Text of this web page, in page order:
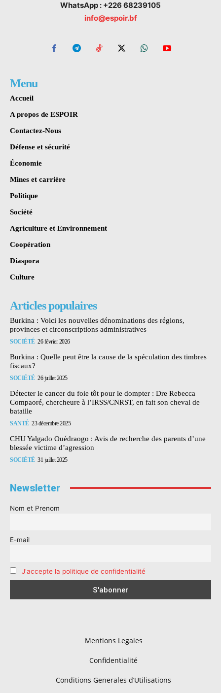
WhatsApp : +226 68239105
info@espoir.bf
Menu
Accueil
A propos de ESPOIR
Contactez-Nous
Défense et sécurité
Économie
Mines et carrière
Politique
Société
Agriculture et Environnement
Coopération
Diaspora
Culture
Articles populaires
Burkina : Voici les nouvelles dénominations des régions,
provinces et circonscriptions administratives
SOCIÉTÉ 26 février 2026
Burkina : Quelle peut être la cause de la spéculation des timbres
fiscaux?
SOCIÉTÉ 26 juillet 2025
Détecter le cancer du foie tôt pour le dompter : Dre Rebecca
Compaoré, chercheure à l’IRSS/CNRST, en fait son cheval de
bataille
SANTÉ 23 décembre 2025
CHU Yalgado Ouédraogo : Avis de recherche des parents d’une
blessée victime d’agression
SOCIÉTÉ 31 juillet 2025
Newsletter
Nom et Prenom
E-mail
J'accepte la politique de confidentialité
Mentions Legales
Confidentialité
Conditions Generales d’Utilisations